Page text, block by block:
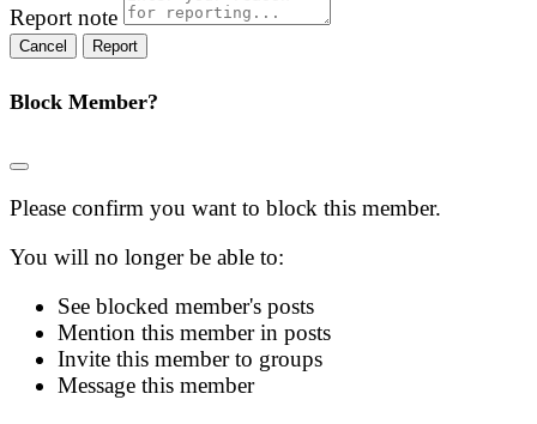
Report note
Report
Block Member?
Please confirm you want to block this member.
You will no longer be able to:
See blocked member's posts
Mention this member in posts
Invite this member to groups
Message this member